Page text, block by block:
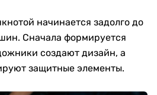
начинается задолго до
Сначала формируется
создают дизайн, а
защитные элементы.